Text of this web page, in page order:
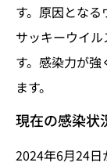
す。原因とな
サッキーウイ
す。感染力が
ます。
現在の感染状
2024年6月24日